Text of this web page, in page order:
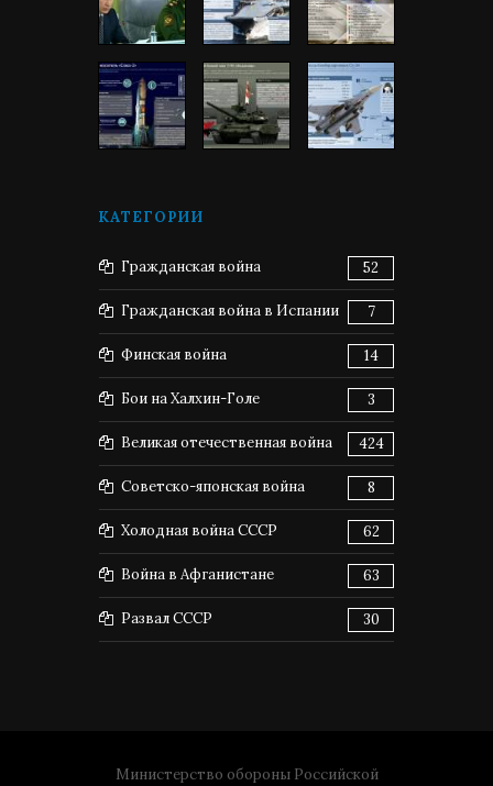
КАТЕГОРИИ
Гражданская война 52
Гражданская война в Испании 7
Финская война 14
Бои на Халхин-Голе 3
Великая отечественная война 424
Советско-японская война 8
Холодная война СССР 62
Война в Афганистане 63
Развал СССР 30
Министерство обороны Российской